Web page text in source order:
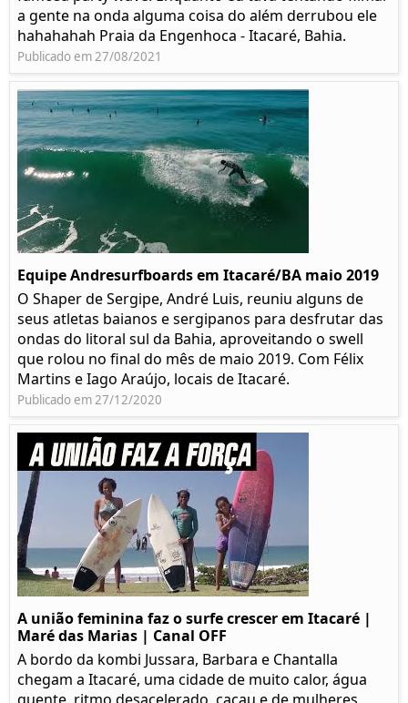
a gente na onda alguma coisa do além derrubou ele
hahahahah Praia da Engenhoca - Itacaré, Bahia.
Publicado em 27/08/2021
Equipe Andresurfboards em Itacaré/BA maio 2019
O Shaper de Sergipe, André Luis, reuniu alguns de
seus atletas baianos e sergipanos para desfrutar das
ondas do litoral sul da Bahia, aproveitando o swell
que rolou no final do mês de maio 2019. Com Félix
Martins e Iago Araújo, locais de Itacaré.
Publicado em 27/12/2020
A união feminina faz o surfe crescer em Itacaré |
Maré das Marias | Canal OFF
A bordo da kombi Jussara, Barbara e Chantalla
chegam a Itacaré, uma cidade de muito calor, água